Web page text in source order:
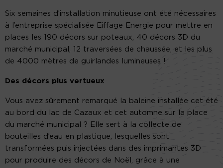
Six semaines d’installation minutieuse ont été nécessaires
à l’entreprise spécialisée Eiffage Energie pour mettre en
places les 190 décors sur poteaux, 40 décors 3D du
marché municipal, 12 traversées de chaussée, et les plus
de 4000 mètres de guirlandes lumineuses !
Des décors plus vertueux
Vous avez sûrement remarqué la baleine installée cet été
au bord du lac de Cazaux et cet automne sur la place
du marché municipal ? Elle sert à la collecte de
bouteilles d’eau en plastique, lesquelles sont
transformées puis injectées dans des imprimantes 3D
pour produire des décors de Noël, grâce à une